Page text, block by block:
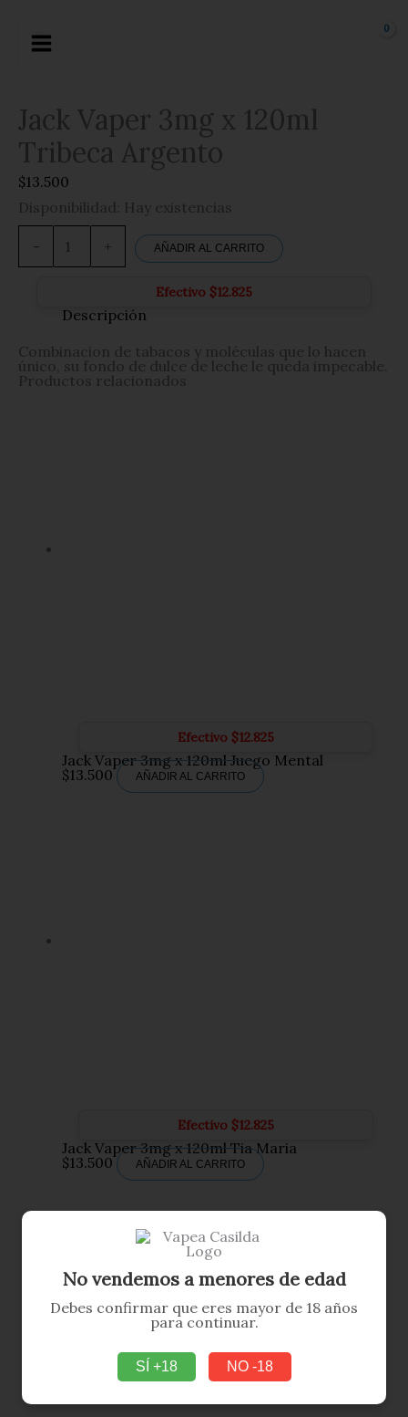
contenido
Jack Vaper 3mg x 120ml
Tribeca Argento
$13.500
Disponibilidad: Hay existencias
-
Jack
Vaper
Argento
+ AÑADIR AL CARRITO
Efectivo $12.825
Descripción
Combinacion de tabacos y moléculas que lo hacen
único, su fondo de dulce de leche le queda impecable.
Productos relacionados
Efectivo $12.825
Jack Vaper 3mg x 120ml Juego Mental
$13.500 AÑADIR AL CARRITO
Efectivo $12.825
Jack Vaper 3mg x 120ml Tia Maria
$13.500 AÑADIR AL CARRITO
No vendemos a menores de edad
Debes confirmar que eres mayor de 18 años
para continuar.
SÍ +18 NO -18